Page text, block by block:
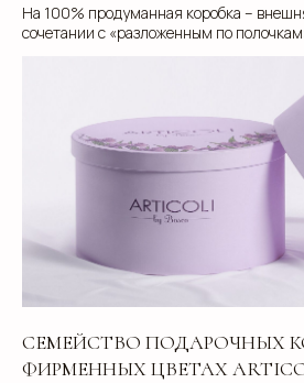
На 100% продуманная коробка –
сочетании с «разложенным по
СЕМЕЙСТВО ПОДАРОЧНЫХ
ФИРМЕННЫХ ЦВЕТАХ